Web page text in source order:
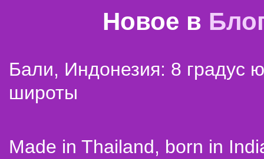
Новое в
Бали, Индонезия: 8 градус
широты
Made in Thailand, born in